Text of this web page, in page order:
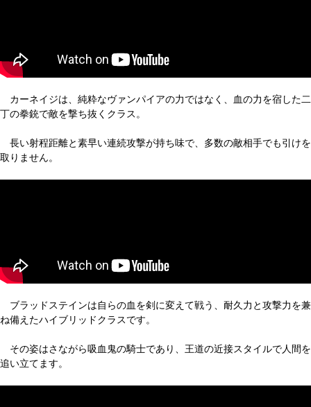
カーネイジは、純粋なヴァンパイアの力ではなく、血の力を宿した二
丁の拳銃で敵を撃ち抜くクラス。
長い射程距離と素早い連続攻撃が持ち味で、多数の敵相手でも引けを
取りません。
ブラッドステインは自らの血を剣に変えて戦う、耐久力と攻撃力を兼
ね備えたハイブリッドクラスです。
その姿はさながら吸血鬼の騎士であり、王道の近接スタイルで人間を
追い立てます。